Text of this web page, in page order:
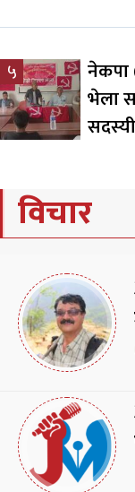
५
नेकपा
भेला
विचार